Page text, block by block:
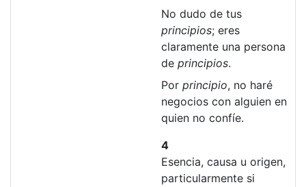
No dudo de tus
principios; eres
claramente una persona
de principios.
Por principio, no haré
negocios con alguien en
quien no confíe.
4
Esencia, causa u origen,
particularmente si